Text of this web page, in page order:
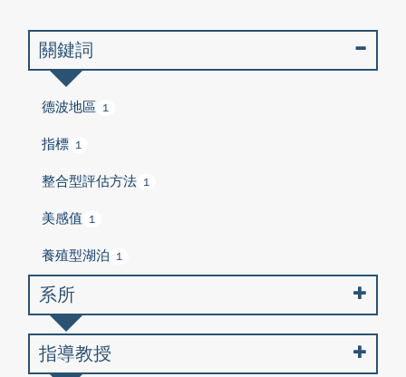
關鍵詞
德波地區 1
指標 1
整合型評估方法 1
美感值 1
養殖型湖泊 1
系所
指導教授